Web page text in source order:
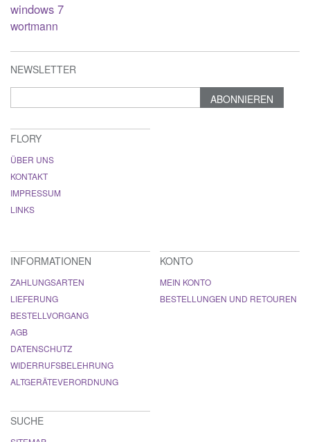
windows 7
wortmann
NEWSLETTER
ABONNIEREN
FLORY
ÜBER UNS
KONTAKT
IMPRESSUM
LINKS
INFORMATIONEN
ZAHLUNGSARTEN
LIEFERUNG
BESTELLVORGANG
AGB
DATENSCHUTZ
WIDERRUFSBELEHRUNG
ALTGERÄTEVERORDNUNG
KONTO
MEIN KONTO
BESTELLUNGEN UND RETOUREN
SUCHE